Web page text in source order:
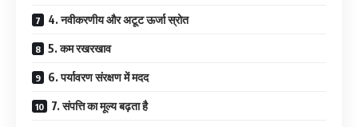
4. नवीकरणीय और अटूट ऊर्जा स्रोत
5. कम रखरखाव
6. पर्यावरण संरक्षण में मदद
7. संपत्ति का मूल्य बढ़ता है